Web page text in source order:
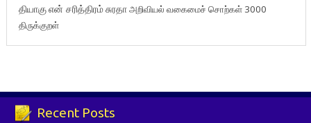
தியாகுஎன் சரித்திரம்சுரதாஅறிவியல் வகைமைச் சொற்கள் 3000
திருக்குறள்
Recent Posts